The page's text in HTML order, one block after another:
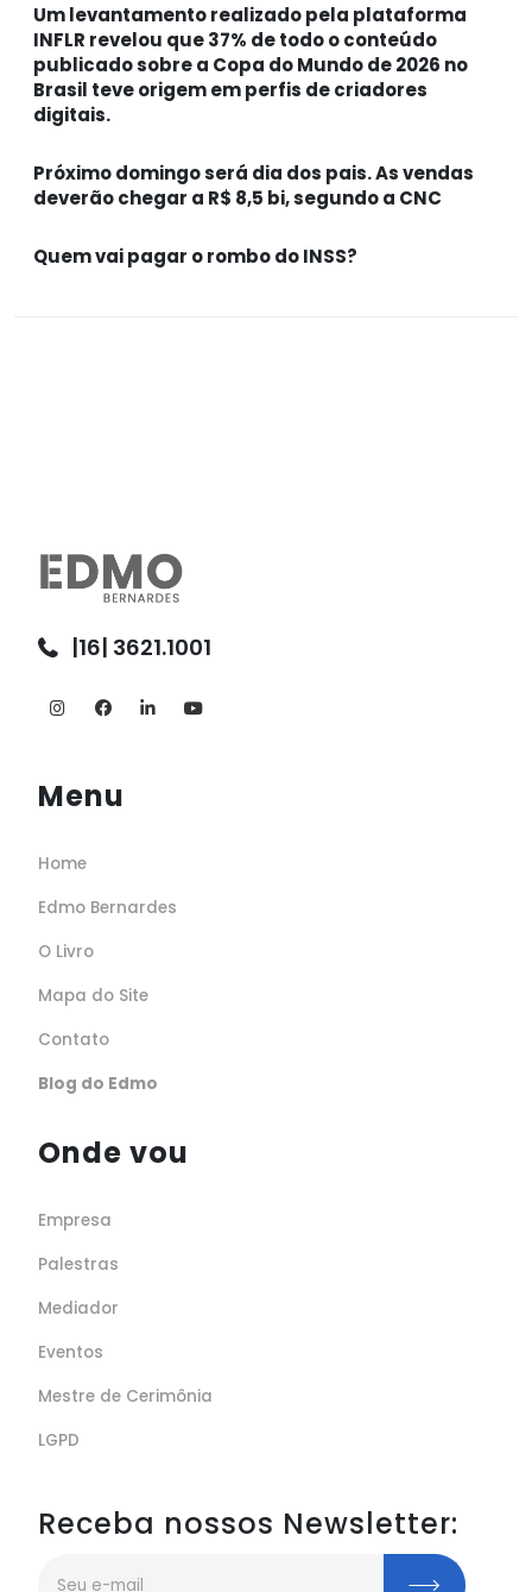
Um levantamento realizado pela plataforma
INFLR revelou que 37% de todo o conteúdo
publicado sobre a Copa do Mundo de 2026 no
Brasil teve origem em perfis de criadores
digitais.
Próximo domingo será dia dos pais. As vendas
deverão chegar a R$ 8,5 bi, segundo a CNC
Quem vai pagar o rombo do INSS?
|16| 3621.1001
Menu
Home
Edmo Bernardes
O Livro
Mapa do Site
Contato
Blog do Edmo
Onde vou
Empresa
Palestras
Mediador
Eventos
Mestre de Cerimônia
LGPD
Receba nossos Newsletter: